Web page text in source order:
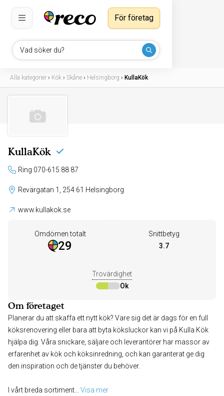
Vad söker du?
För företag
Alla kategorier › Kök › Skåne › Helsingborg › KullaKök
KullaKök
Ring 070-615 88 87
Revärgatan 1, 254 61 Helsingborg
www.kullakok.se
Omdömen totalt
29
Snittbetyg
3.7
Trovärdighet
Ok
Om företaget
Planerar du att skaffa ett nytt kök? Vare sig det är dags för en full
köksrenovering eller bara att byta köksluckor kan vi på Kulla Kök
hjälpa dig. Våra snickare, säljare och leverantörer har massor av
erfarenhet av kök och köksinredning, och kan garanterat ge dig
den inspiration och de tjänster du behöver.
I vårt breda sortiment Visa mer